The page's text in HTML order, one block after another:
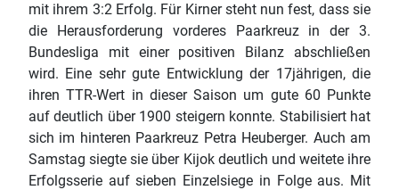
mit ihrem 3:2 Erfolg. Für Kirner steht nun fest, dass sie
die Herausforderung vorderes Paarkreuz in der 3.
Bundesliga mit einer positiven Bilanz abschließen
wird. Eine sehr gute Entwicklung der 17jährigen, die
ihren TTR-Wert in dieser Saison um gute 60 Punkte
auf deutlich über 1900 steigern konnte. Stabilisiert hat
sich im hinteren Paarkreuz Petra Heuberger. Auch am
Samstag siegte sie über Kijok deutlich und weitete ihre
Erfolgsserie auf sieben Einzelsiege in Folge aus. Mit